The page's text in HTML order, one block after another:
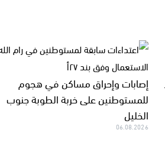
إصابات وإحراق مساكن في هجوم
للمستوطنين على خربة الطوبة جنوب
الخليل
06.08.2026